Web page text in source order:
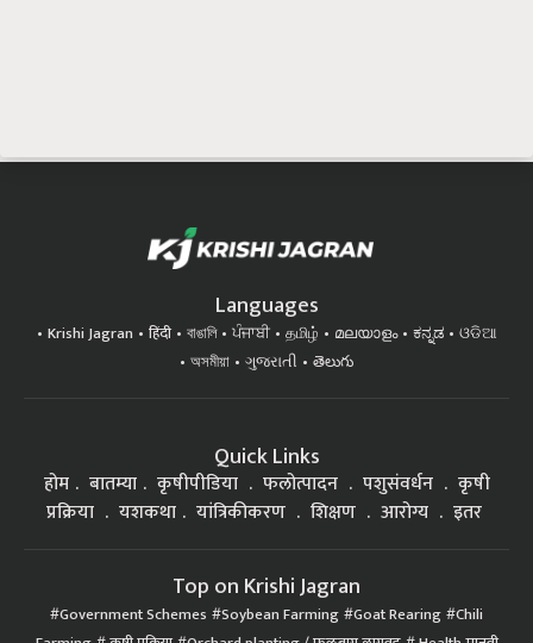
Languages
Krishi Jagran हिंदी বাঙালি ਪੰਜਾਬੀ தமிழ் മലയാളം ಕನ್ನಡ
ଓଡିଆ
অসমীয়া
ગુજરાતી తెలుగు
Quick Links
होम बातम्या कृषीपीडिया फलोत्पादन पशुसंवर्धन
कृषी
प्रक्रिया
यशकथा यांत्रिकीकरण शिक्षण आरोग्य इतर
Top on Krishi Jagran
Government Schemes Soybean Farming Goat Rearing Chili